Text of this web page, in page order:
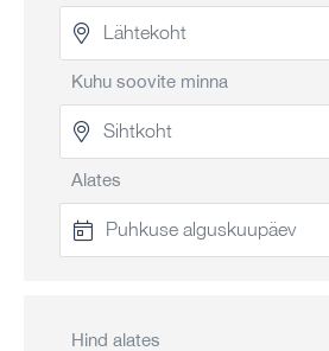
Kuhu soovite minna
Alates
Hind alates